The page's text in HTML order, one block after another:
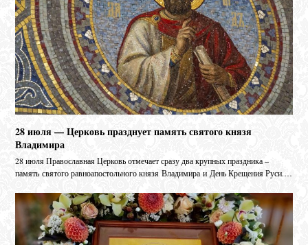
28 июля — Церковь празднует память святого князя
Владимира
28 июля Православная Церковь отмечает сразу два крупных праздника –
память святого равноапостольного князя Владимира и День Крещения Руси.…